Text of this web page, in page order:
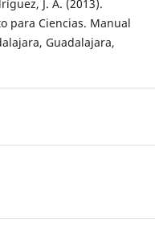
J. A. (2013).
para Ciencias. Manual
Guadalajara,